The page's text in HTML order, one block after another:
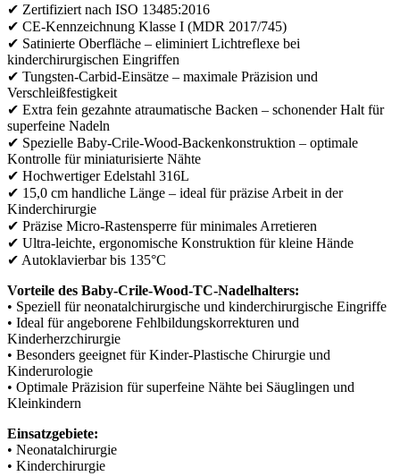
✔ Zertifiziert nach ISO 13485:2016
✔ CE-Kennzeichnung Klasse I (MDR 2017/745)
✔ Satinierte Oberfläche – eliminiert Lichtreflexe bei
kinderchirurgischen Eingriffen
✔ Tungsten-Carbid-Einsätze – maximale Präzision und
Verschleißfestigkeit
✔ Extra fein gezahnte atraumatische Backen – schonender Halt für
superfeine Nadeln
✔ Spezielle Baby-Crile-Wood-Backenkonstruktion – optimale
Kontrolle für miniaturisierte Nähte
✔ Hochwertiger Edelstahl 316L
✔ 15,0 cm handliche Länge – ideal für präzise Arbeit in der
Kinderchirurgie
✔ Präzise Micro-Rastensperre für minimales Arretieren
✔ Ultra-leichte, ergonomische Konstruktion für kleine Hände
✔ Autoklavierbar bis 135°C
Vorteile des Baby-Crile-Wood-TC-Nadelhalters:
• Speziell für neonatalchirurgische und kinderchirurgische Eingriffe
• Ideal für angeborene Fehlbildungskorrekturen und
Kinderherzchirurgie
• Besonders geeignet für Kinder-Plastische Chirurgie und
Kinderurologie
• Optimale Präzision für superfeine Nähte bei Säuglingen und
Kleinkindern
Einsatzgebiete:
• Neonatalchirurgie
• Kinderchirurgie